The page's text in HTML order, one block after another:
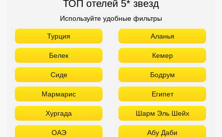
ТОП отелей 5* звезд
Используйте удобные фильтры
Турция Аланья
Белек Кемер
Сиде Бодрум
Мармарис Египет
Хургада Шарм Эль Шейх
ОАЭ Абу Даби